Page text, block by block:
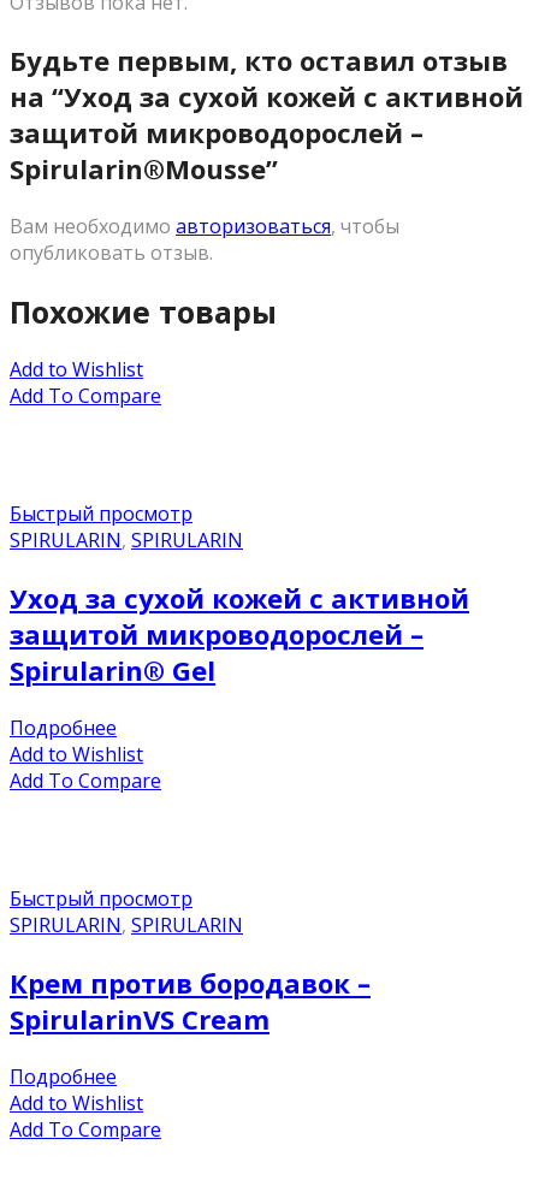
Будьте первым, кто оставил отзыв
на “Уход за сухой кожей с активной
защитой микроводорослей –
Spirularin®Mousse”
Вам необходимо авторизоваться, чтобы
опубликовать отзыв.
Похожие товары
Add to Wishlist
Add To Compare
Быстрый просмотр
SPIRULARIN, SPIRULARIN
Уход за сухой кожей с активной
защитой микроводорослей –
Spirularin® Gel
Подробнее
Add to Wishlist
Add To Compare
Быстрый просмотр
SPIRULARIN, SPIRULARIN
Крем против бородавок –
SpirularinVS Cream
Подробнее
Add to Wishlist
Add To Compare